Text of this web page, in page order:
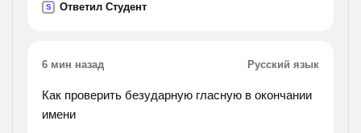
S Ответил Студент
6 мин назад Русский язык
Как проверить безударную гласную в окончании
имени